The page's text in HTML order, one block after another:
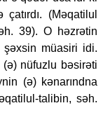
(Məqatilul
39). O həzrətin
müasiri idi.
nüfuzlu bəsirəti
(ə) kənarındna
talibin, səh.